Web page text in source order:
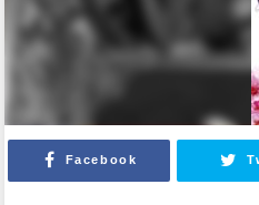
Facebook